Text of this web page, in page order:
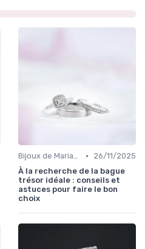
Bijoux de Mariage et de Fiançailles •
26/11/2025
À la recherche de la bague
trésor idéale : conseils et
astuces pour faire le bon
choix